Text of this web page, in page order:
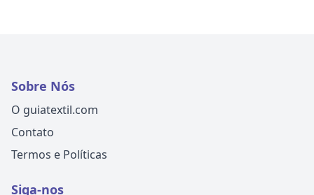
Sobre Nós
O guiatextil.com
Contato
Termos e Políticas
Siga-nos